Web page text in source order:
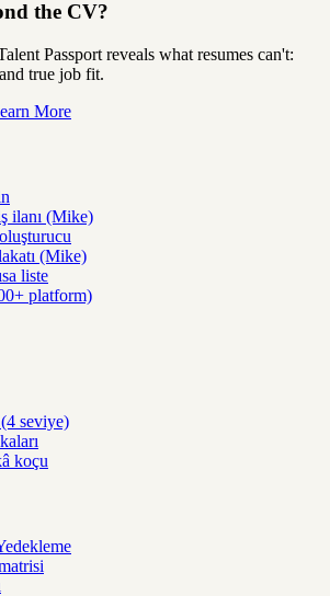
the CV?
Passport reveals what resumes can't:
true job fit.
More
ilanı (Mike)
(Mike)
liste
platform)
seviye)
koçu